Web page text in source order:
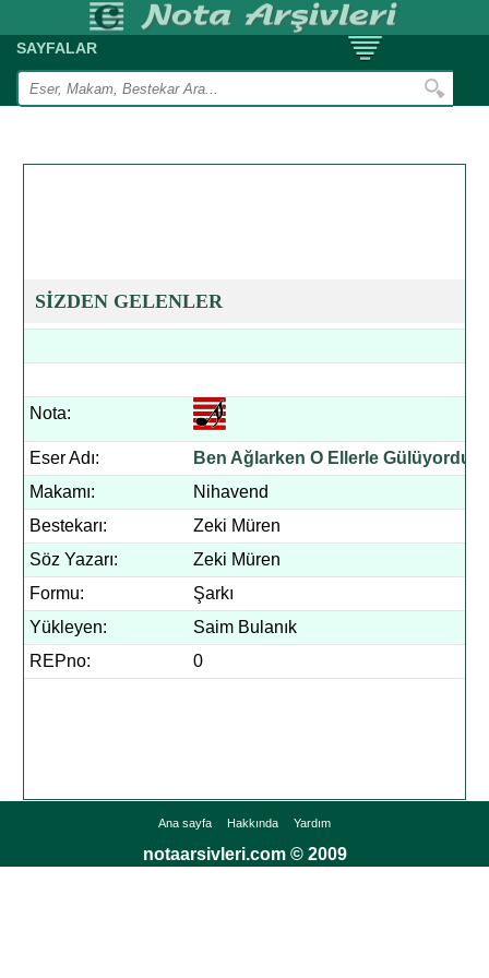
SAYFALAR
SİZDEN GELENLER
Nota:
Eser Adı:
Ben Ağlarken O Ellerle Gülüyordu
Makamı:
Nihavend
Bestekarı:
Zeki Müren
Söz Yazarı:
Zeki Müren
Formu:
Şarkı
Yükleyen:
Saim Bulanık
REPno:
0
Ana sayfa Hakkında Yardım
notaarsivleri.com © 2009